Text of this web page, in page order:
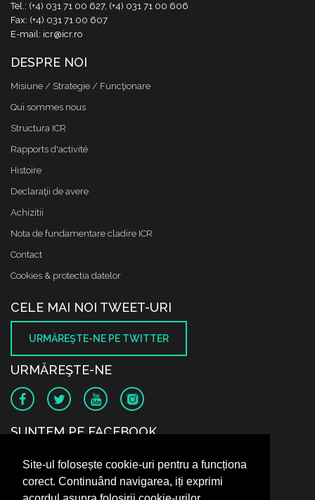
Site-ul folosește cookie-uri pentru a funcționa
corect. Continuând navigarea, iți exprimi
Tel.: (+4) 031 71 00 627, (+4) 031 71 00 606
Fax: (+4) 031 71 00 607
E-mail: icr@icr.ro
DESPRE NOI
Misiune / Strategie / Funcţionare
Qui sommes nous
Structura ICR
Rapports d'activité
Histoire
Declaraţii de avere
Achizitii
Nota de fundamentare cladire ICR
Contact
Cookies & protectia datelor
CELE MAI NOI TWEET-URI
URMĂREŞTE-NE PE TWITTER
URMĂREŞTE-NE
SUNTEM PE FACEBOOK